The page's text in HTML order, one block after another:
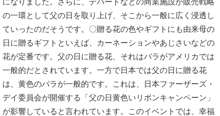
になりました。さらに、デパートなどの商業施設が販売戦略
の一環として父の日を取り上げ、そこから一般に広く浸透し
ていったのだそうです。〇贈る花の色やギフトにも由来母の
日に贈るギフトといえば、カーネーションやあじさいなどの
花が定番です。父の日に贈る花、それはバラがアメリカでは
一般的だとされています。一方で日本では父の日に贈る花
は、黄色のバラが一般的です。これは、日本ファーザーズ・
デイ委員会が開催する「父の日黄色いリボンキャンペーン」
が影響していると言われています。このイベントでは、幸福